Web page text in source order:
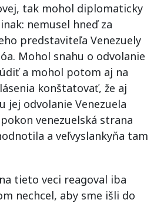
tak mohol diplomaticky
nemusel hneď za
predstaviteľa Venezuely
Mohol snahu o odvolanie
a mohol potom aj na
konštatovať, že aj
jej odvolanie Venezuela
venezuelská strana
a veľvyslankyňa tam
tieto veci reagoval iba
nechcel, aby sme išli do